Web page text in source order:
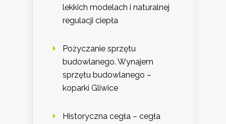
lekkich modelach i naturalnej
regulacji ciepła
Pożyczanie sprzętu
budowlanego. Wynajem
sprzętu budowlanego –
koparki Gliwice
Historyczna cegła – cegła